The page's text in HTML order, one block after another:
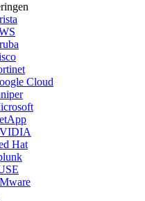
Cloud
Hat